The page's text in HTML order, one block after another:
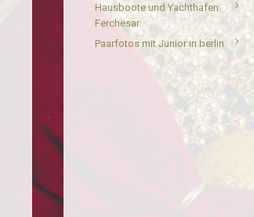
Hausboote und Yachthafen
Ferchesar
Paarfotos mit Junior in berlin